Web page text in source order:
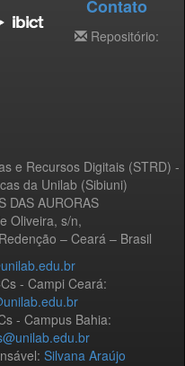
e Recursos Digitais (STRD) -
da Unilab (Sibiuni)
DAS AURORAS
Oliveira, s/n,
– Ceará – Brasil
Contato
Repositório:
- Campi Ceará:
- Campus Bahia:
Silvana Araújo